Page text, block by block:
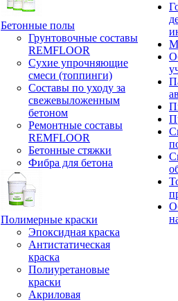
Бетонные полы
Грунтовочные составы
REMFLOOR
Сухие упрочняющие
смеси (топпинги)
Составы по уходу за
свежевыложенным
бетоном
Ремонтные составы
REMFLOOR
Бетонные стяжки
Фибра для бетона
Полимерные краски
Эпоксидная краска
Антистатическая
краска
Полиуретановые
краски
Акриловая